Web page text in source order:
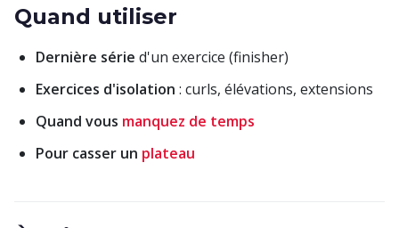
Quand utiliser
Dernière série d'un exercice (finisher)
Exercices d'isolation : curls, élévations, extensions
Quand vous manquez de temps
Pour casser un plateau